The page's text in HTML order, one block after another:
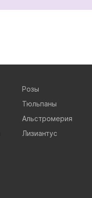
Розы
Тюльпаны
Альстромерия
Лизиантус